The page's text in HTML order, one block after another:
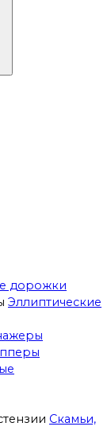
дорожки
Эллиптические
Скамьи,